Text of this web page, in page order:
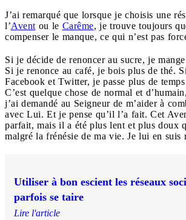
J’ai remarqué que lorsque je choisis une
l’Avent ou le Carême, je trouve toujours
compenser le manque, ce qui n’est pas
Si je décide de renoncer au sucre, je
Si je renonce au café, je bois plus de thé.
Facebook et Twitter, je passe plus de
C’est quelque chose de normal et
j’ai demandé au Seigneur de m’aider à
avec Lui. Et je pense qu’il l’a fait. Cet
parfait, mais il a été plus lent et plus doux
malgré la frénésie de ma vie. Je lui en suis
Utiliser à bon escient les réseaux
parfois se taire
Lire l'article